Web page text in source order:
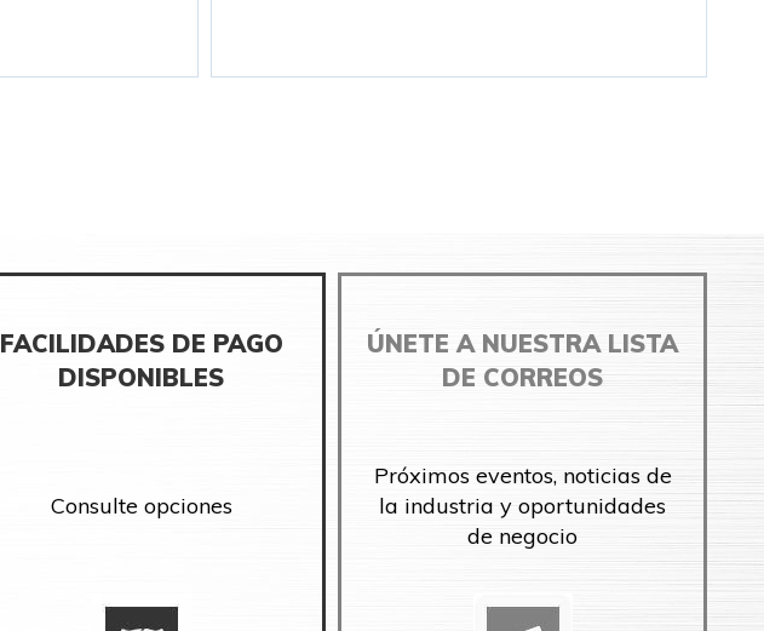
FACILIDADES DE PAGO
DISPONIBLES
Consulte opciones
ÚNETE A NUESTRA LISTA
DE CORREOS
Próximos eventos, noticias de
la industria y oportunidades
de negocio